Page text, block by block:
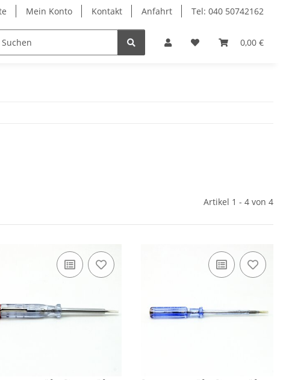
Mein Konto Kontakt Anfahrt Tel: 040 50742162
0,00 €
Artikel 1 - 4 von 4